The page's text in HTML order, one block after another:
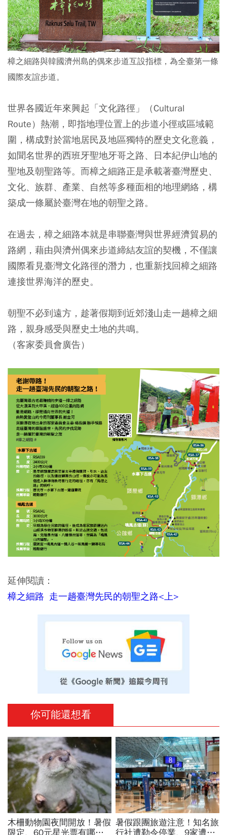
樟之細路與韓國濟州島的偶來步道互設指標，為全臺第一條
國際友誼步道。
世界各國近年來興起「文化路徑」（Cultural
Route）熱潮，即指地理位置上的步道小徑或區域範
圍，構成對於當地居民及地區獨特的歷史文化意義，
如聞名世界的西班牙聖地牙哥之路、日本紀伊山地的
聖地及朝聖路等。而樟之細路正是承載著臺灣歷史、
文化、族群、產業、自然等多種面相的地理網絡，構
築成一條屬於臺灣在地的朝聖之路。
在過去，樟之細路本就是串聯臺灣與世界經濟貿易的
路網，藉由與濟州偶來步道締結友誼的契機，不僅讓
國際看見臺灣文化路徑的潛力，也重新找回樟之細路
連接世界海洋的歷史。
朝聖不必到遠方，趁著假期到近郊淺山走一趟樟之細
路，親身感受與歷史土地的共鳴。
（客家委員會廣告）
延伸閱讀：
樟之細路 走一趟臺灣先民的朝聖之路<上>
你可能還想看
木柵動物園夜間開放！暑假
限定、60元星光票有哪些
暑假跟團旅遊注意！知名旅
行社遭勒令停業、9家遭廢